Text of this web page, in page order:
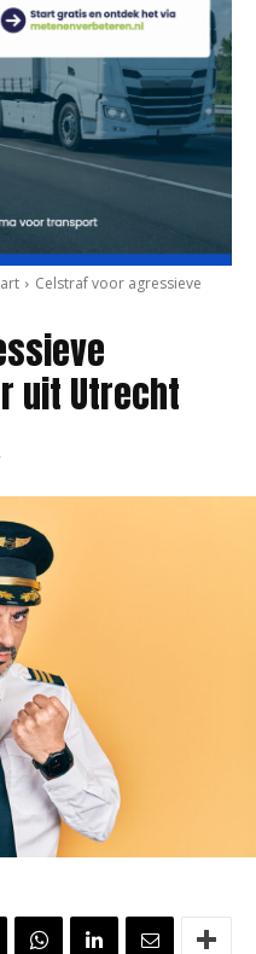
Celstraf voor agressieve
uit Utrecht